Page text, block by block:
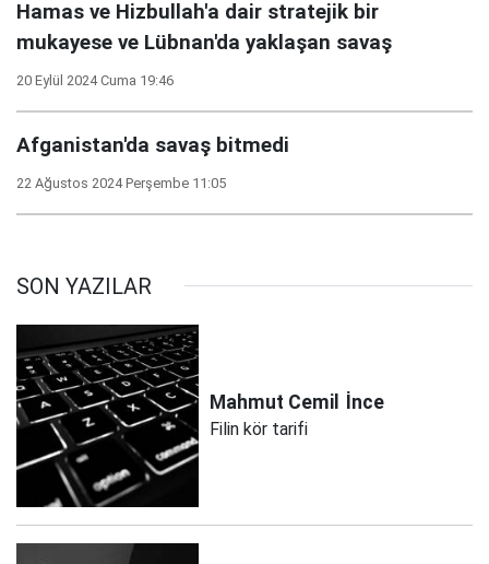
Hamas ve Hizbullah'a dair stratejik bir
mukayese ve Lübnan'da yaklaşan savaş
20 Eylül 2024 Cuma 19:46
Afganistan'da savaş bitmedi
22 Ağustos 2024 Perşembe 11:05
SON YAZILAR
Mahmut Cemil İnce
Filin kör tarifi